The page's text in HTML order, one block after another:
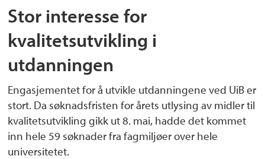
Stor interesse for
kvalitetsutvikling i
utdanningen
Engasjementet for å utvikle utdanningene ved UiB er
stort. Da søknadsfristen for årets utlysing av midler til
kvalitetsutvikling gikk ut 8. mai, hadde det kommet
inn hele 59 søknader fra fagmiljøer over hele
universitetet.